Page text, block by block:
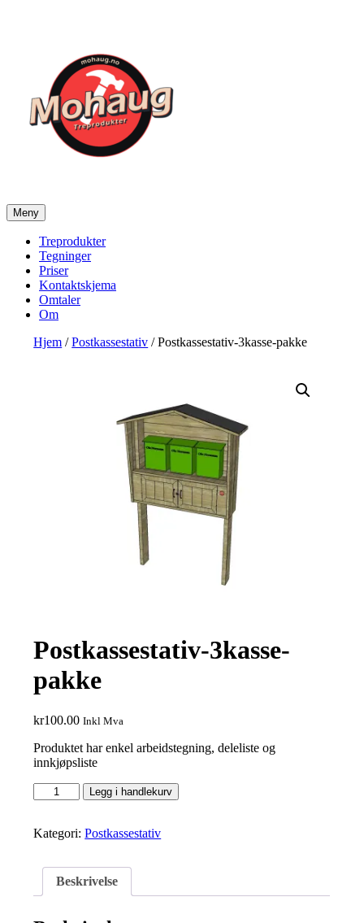
Mohaug Treprodukter
Salg av tegninger og treprodukter
Meny
Treprodukter
Tegninger
Priser
Kontaktskjema
Omtaler
Om
Hjem /Postkassestativ / Postkassestativ-3kasse-pakke
Postkassestativ-3kasse-
pakke
kr100.00 Inkl Mva
Produktet har enkel arbeidstegning, deleliste og
innkjøpsliste
Postkassestativ-
3kasse-
antall
Legg i handlekurv
Kategori:Postkassestativ
Beskrivelse